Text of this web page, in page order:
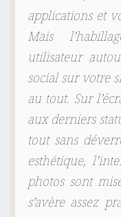
applications et
Mais
utilisateur
social sur votre
au tout. Sur
aux derniers
tout sans
esthétique,
photos sont
s’avère assez